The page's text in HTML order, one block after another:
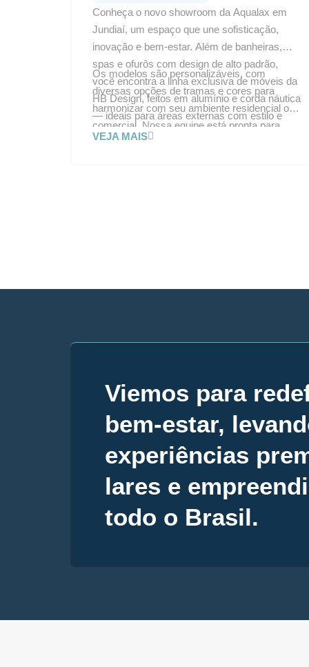
Conheça o novo showroom da Aqualax em
Jundiaí, um espaço que une sofisticação,
inovação e bem-estar. Além de banheiras,
spas e ofurôs com design de alto padrão,
você encontra a linha exclusiva de móveis da
HB Design, feitos em alumínio e corda náutica
— ideais para áreas externas com estilo e
durabilidade.
Os modelos são personalizáveis, com
diversas opções de tramas e cores para
harmonizar com seu ambiente residencial ou
comercial. Nossa equipe está pronta para
ajudar você a criar o espaço dos seus
VEJA MAIS
Viemos para
bem-estar,
experiências
lares e
todo o Brasil.